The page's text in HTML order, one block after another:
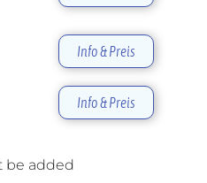
Info & Preis
Info & Preis